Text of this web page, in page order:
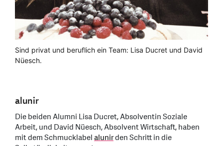
Sind privat und beruflich ein Team: Lisa Ducret und David
Nüesch.
alunir
Die beiden Alumni Lisa Ducret, Absolventin Soziale
Arbeit, und David Nüesch, Absolvent Wirtschaft, haben
mit dem Schmucklabelalunirden Schritt in die